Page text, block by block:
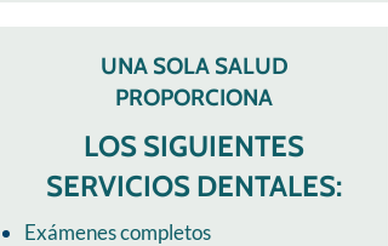
UNA SOLA SALUD
PROPORCIONA
LOS SIGUIENTES
SERVICIOS DENTALES:
Exámenes completos